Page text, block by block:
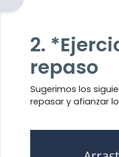
2.
repaso
Sugerimos los
repasar y afianzar